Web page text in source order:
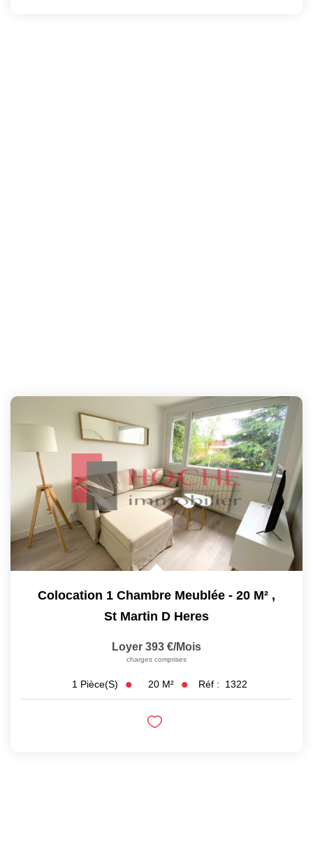
Colocation 1 Chambre Meublée - 20 M² ,
St Martin D Heres
Loyer 393 €/mois
charges comprises
1 Pièce(s) 20 M² Réf : 1322